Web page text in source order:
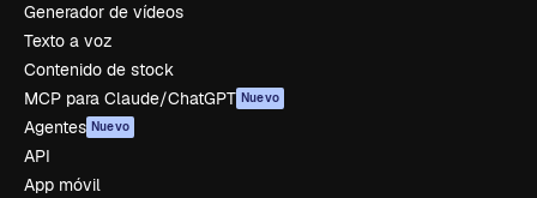
Generador de vídeos
Texto a voz
Contenido de stock
MCP para Claude/ChatGPT Nuevo
Agentes Nuevo
API
App móvil